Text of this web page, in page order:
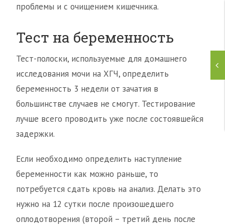
проблемы и с очищением кишечника.
Тест на беременность
Тест-полоски, используемые для домашнего
исследования мочи на ХГЧ, определить
беременность 3 недели от зачатия в
большинстве случаев не смогут. Тестирование
лучше всего проводить уже после состоявшейся
задержки.
Если необходимо определить наступление
беременности как можно раньше, то
потребуется сдать кровь на анализ. Делать это
нужно на 12 сутки после произошедшего
оплодотворения (второй – третий день после